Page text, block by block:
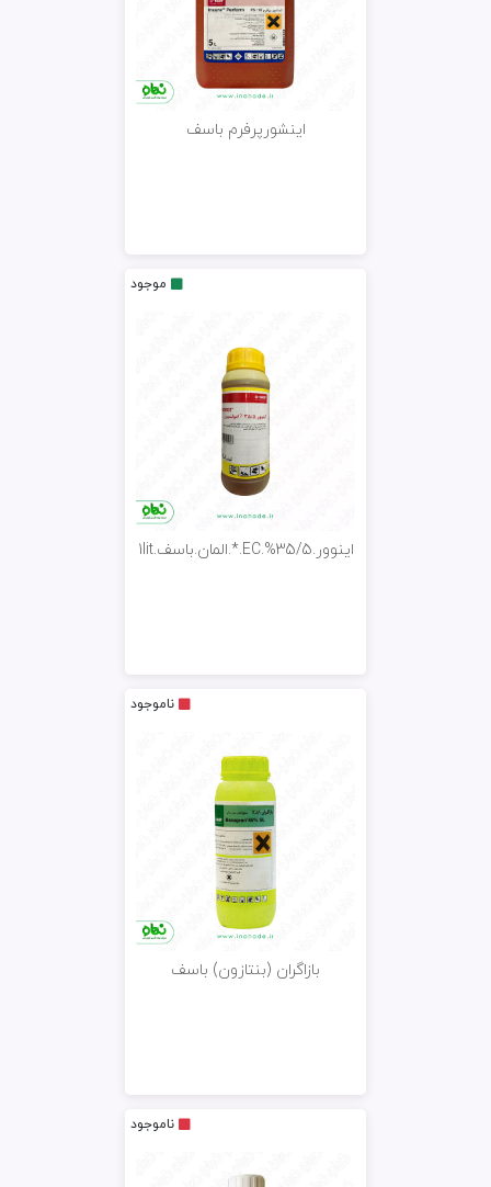
اینشورپرفرم باسف
موجود
اینوور.35/5%.EC.*.المان.باسف.1lit
ناموجود
بازاگران (بنتازون) باسف
ناموجود